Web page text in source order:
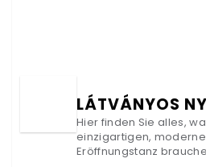
LÁTVÁNYOS
Hier finden Sie alles,
einzigartigen,
Eröffnungstanz